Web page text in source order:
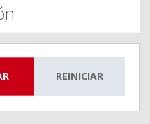
REINICIAR